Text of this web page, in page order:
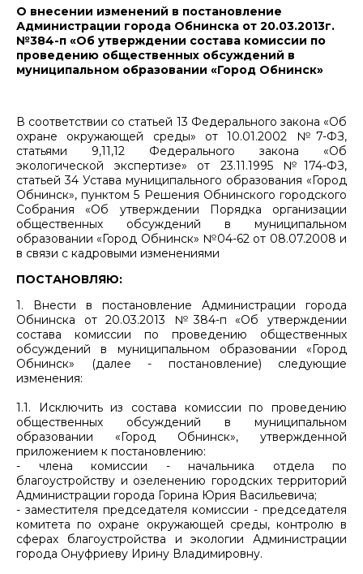
О внесении изменений в постановление
Администрации города Обнинска от 20.03.2013г.
№384-п «Об утверждении состава комиссии по
проведению общественных обсуждений в
муниципальном образовании «Город Обнинск»
В соответствии со статьей 13 Федерального закона «Об
охране окружающей среды» от 10.01.2002 №7-ФЗ,
статьями 9,11,12 Федерального закона «Об
экологической экспертизе» от 23.11.1995 №174-ФЗ,
статьей 34 Устава муниципального образования «Город
Обнинск», пунктом 5 Решения Обнинского городского
Собрания «Об утверждении Порядка организации
общественных обсуждений в муниципальном
образовании «Город Обнинск» №04-62 от 08.07.2008 и
в связи с кадровыми изменениями
ПОСТАНОВЛЯЮ:
1. Внести в постановление Администрации города
Обнинска от 20.03.2013 №384-п «Об утверждении
состава комиссии по проведению общественных
обсуждений в муниципальном образовании «Город
Обнинск» (далее - постановление) следующие
изменения:
1.1. Исключить из состава комиссии по проведению
общественных обсуждений в муниципальном
образовании «Город Обнинск», утвержденной
приложением к постановлению:
- члена комиссии - начальника отдела по
благоустройству и озеленению городских территорий
Администрации города Горина Юрия Васильевича;
- заместителя председателя комиссии - председателя
комитета по охране окружающей среды, контролю в
сферах благоустройства и экологии Администрации
города Онуфриеву Ирину Владимировну.